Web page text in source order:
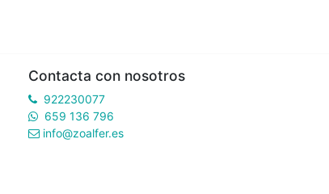
Contacta con nosotros
922230077
659 136 796
info@zoalfer.es